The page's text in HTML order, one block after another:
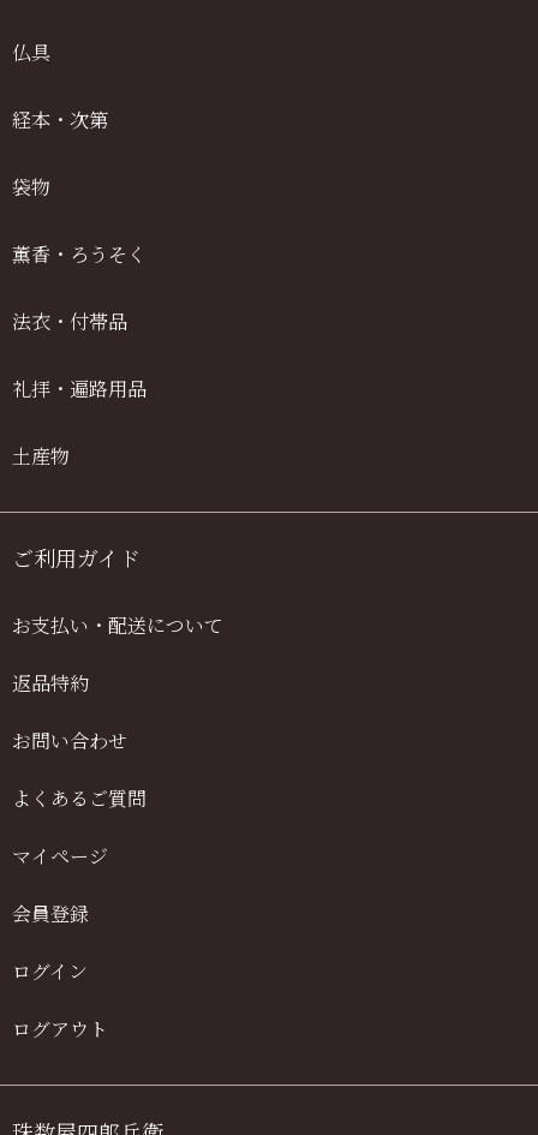
仏具
経本・次第
袋物
薫香・ろうそく
法衣・付帯品
礼拝・遍路用品
土産物
ご利用ガイド
お支払い・配送について
返品特約
お問い合わせ
よくあるご質問
マイページ
会員登録
ログイン
ログアウト